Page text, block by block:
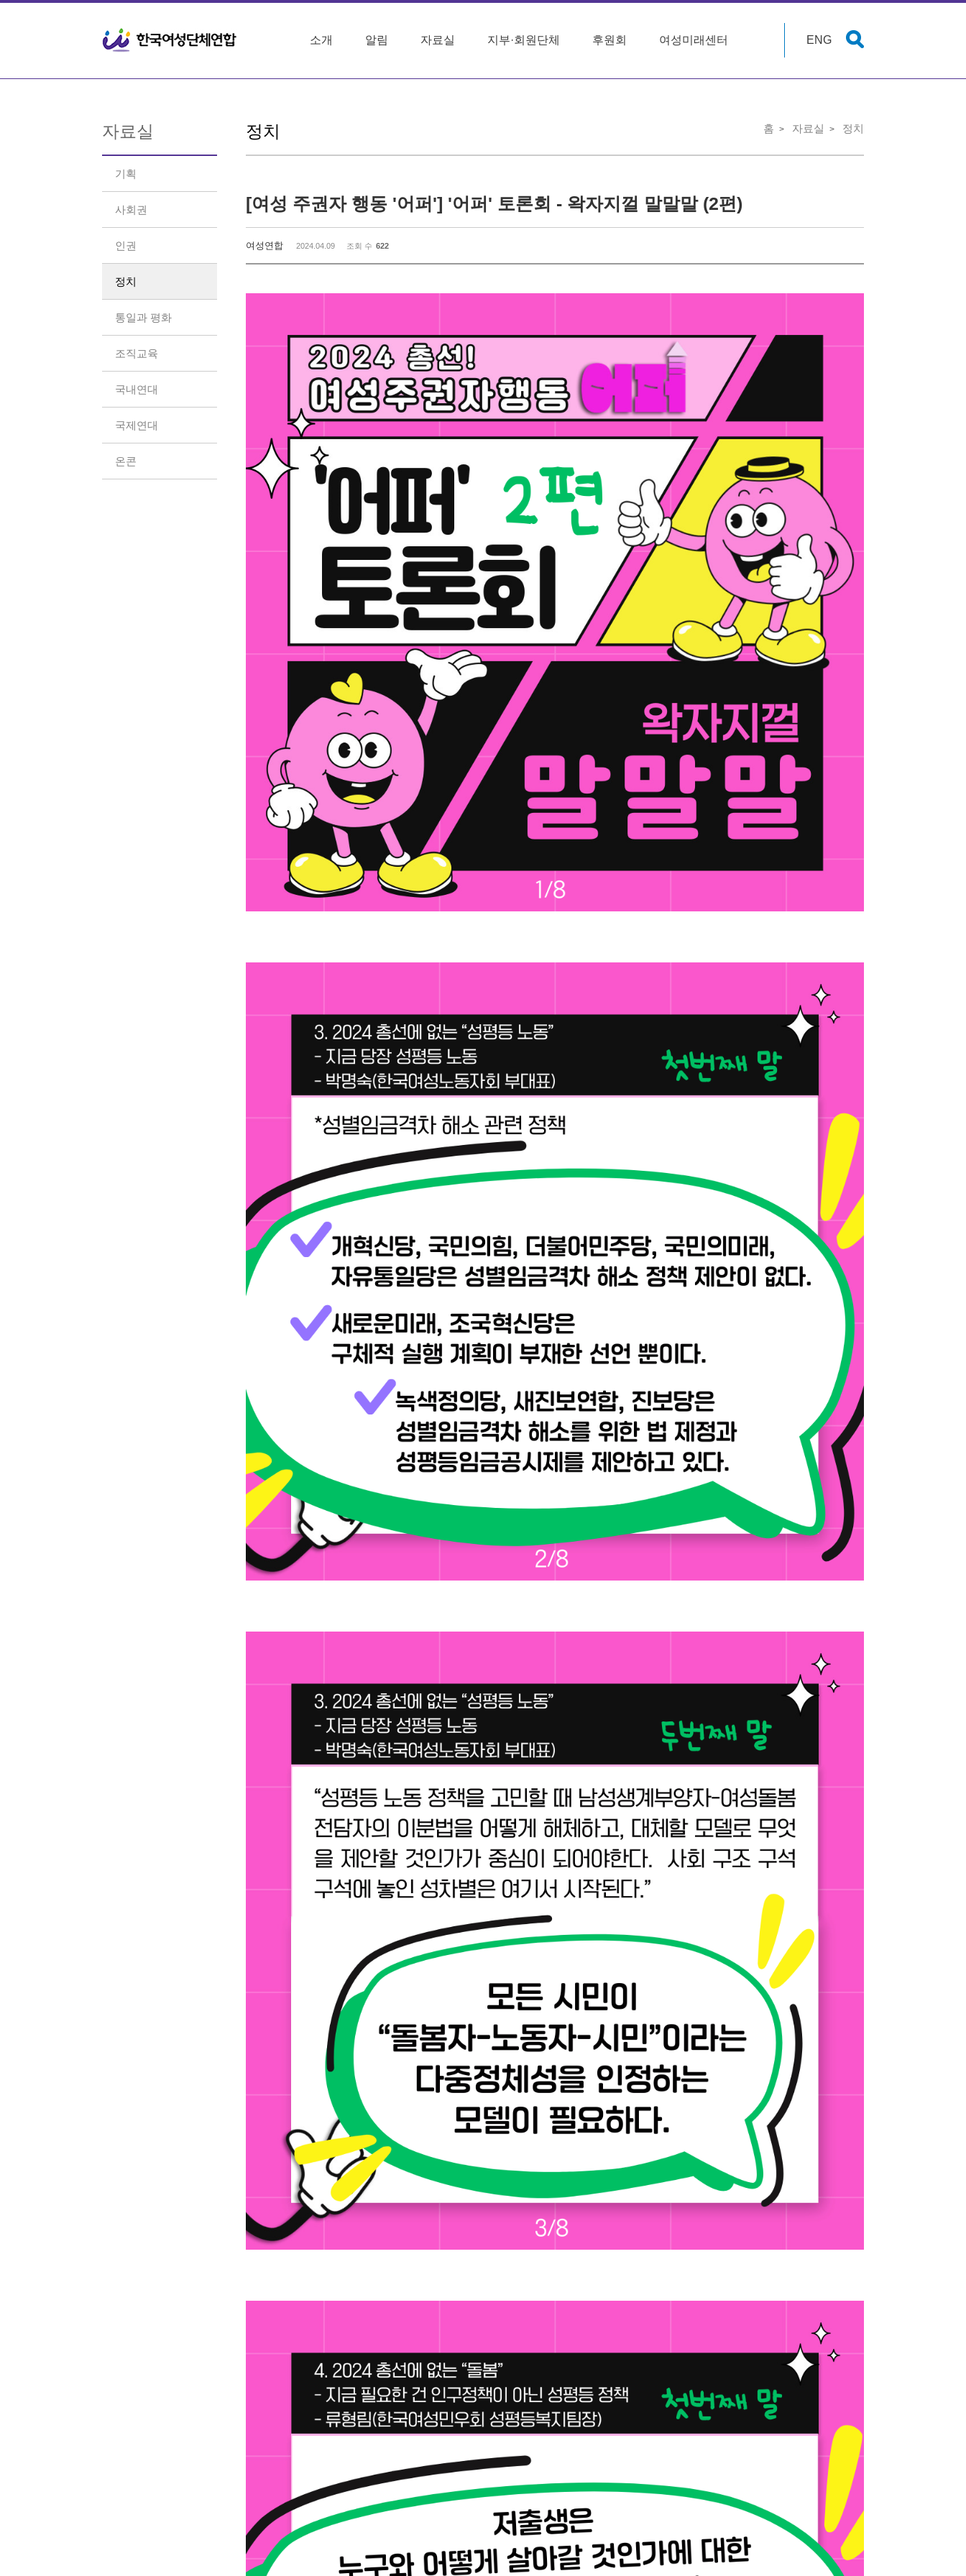
소개 알림 자료실 지부·회원단체 후원회 여성미래센터 ENG
자료실
기획
사회권
인권
정치
통일과 평화
조직교육
국내연대
국제연대
온콘
정치 홈 자료실 정치
[여성 주권자 행동 '어퍼'] '어퍼' 토론회 - 왁자지껄 말말말 (2편)
여성연합 2024.04.09 조회 수 622